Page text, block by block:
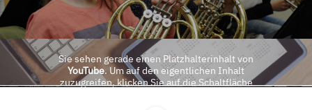
Sie sehen gerade einen Platzhalterinhalt von
YouTube. Um auf den eigentlichen Inhalt
zuzugreifen, klicken Sie auf die Schaltfläche